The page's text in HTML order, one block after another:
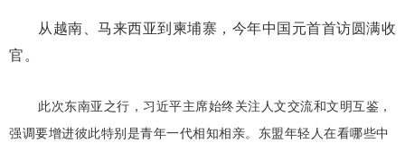
从越南、马来西亚到柬埔寨，今年中国元首首访圆满收
官。
此次东南亚之行，习近平主席始终关注人文交流和文明互鉴，
强调要增进彼此特别是青年一代相知相亲。东盟年轻人在看哪些中